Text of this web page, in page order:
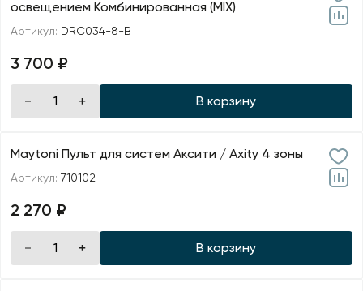
освещением Комбинированная (MIX)
Артикул: DRC034-8-B
3 700 ₽
В корзину
Maytoni Пульт для систем Аксити / Axity 4 зоны
Артикул: 710102
2 270 ₽
В корзину